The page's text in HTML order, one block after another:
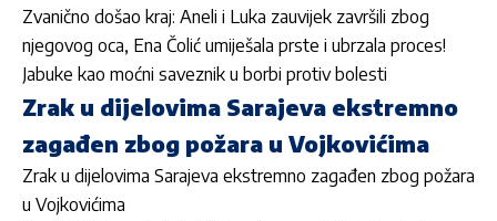
Zvanično došao kraj: Aneli i Luka zauvijek završili zbog
njegovog oca, Ena Čolić umiješala prste i ubrzala proces!
Jabuke kao moćni saveznik u borbi protiv bolesti
Zrak u dijelovima Sarajeva ekstremno
zagađen zbog požara u Vojkovićima
Zrak u dijelovima Sarajeva ekstremno zagađen zbog požara
u Vojkovićima